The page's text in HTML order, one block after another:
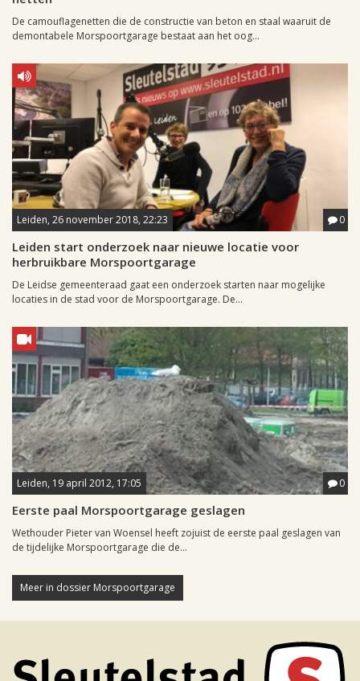
De camouflagenetten die de constructie van beton en staal waaruit de
demontabele Morspoortgarage bestaat aan het oog...
Leiden, 26 november 2018, 22:23 0
Leiden start onderzoek naar nieuwe locatie voor
herbruikbare Morspoortgarage
De Leidse gemeenteraad gaat een onderzoek starten naar mogelijke
locaties in de stad voor de Morspoortgarage. De...
Leiden, 19 april 2012, 17:05 0
Eerste paal Morspoortgarage geslagen
Wethouder Pieter van Woensel heeft zojuist de eerste paal geslagen van
de tijdelijke Morspoortgarage die de...
Meer in dossier Morspoortgarage